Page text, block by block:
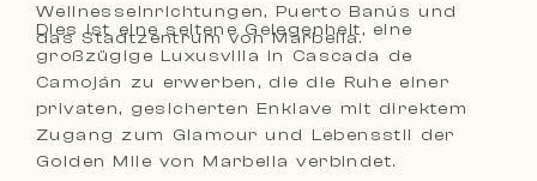
Wellnesseinrichtungen, Puerto Banús und
das Stadtzentrum von Marbella.
Dies ist eine seltene Gelegenheit, eine
großzügige Luxusvilla in Cascada de
Camoján zu erwerben, die die Ruhe einer
privaten, gesicherten Enklave mit direktem
Zugang zum Glamour und Lebensstil der
Golden Mile von Marbella verbindet.